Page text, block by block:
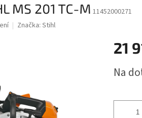
MS 201 TC-M 11452000271
Značka: Stihl
21
cena:
Na